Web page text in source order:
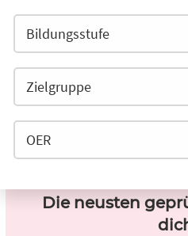
Die neusten